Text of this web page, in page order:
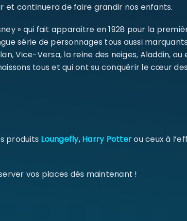
et continuera de faire grandir nos enfants.
» qui fait apparaitre en 1928 pour la
série de personnages tous aussi
Vice-Versa, la reine des neiges, Aladdin, ou
tous et qui ont su conquérir le cœur
produits Loungefly,Harry Potterou ceux à
vos places dès maintenant !